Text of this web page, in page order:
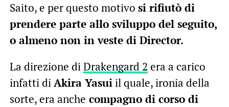
Saito, e per questo motivo si rifiutò di
prendere parte allo sviluppo del seguito,
o almeno non in veste di Director.
La direzione diDrakengard 2 era a carico
infatti diAkira Yasuiil quale, ironia della
sorte, era anche compagno di corso di